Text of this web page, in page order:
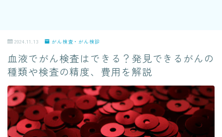
2024.11.13 がん検査・がん検診
血液でがん検査はできる？発見できるがんの
種類や検査の精度、費用を解説